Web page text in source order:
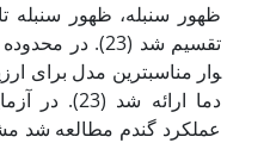
ظهور سنبله، ظهور سنبله
وار مناسب­ترین مدل برای
دما ارائه
عملکرد گندم مطالعه شد